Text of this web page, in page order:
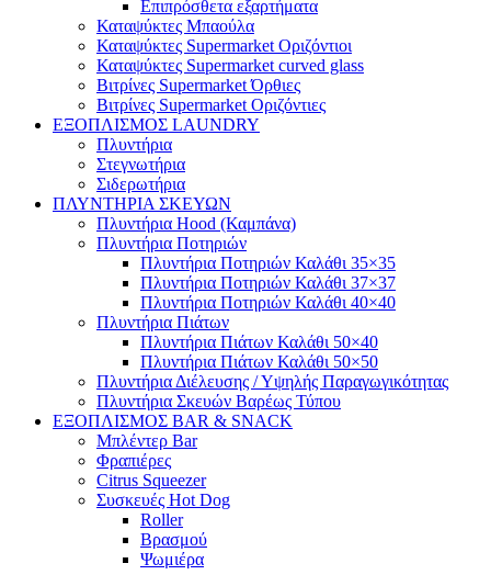
Επιπρόσθετα εξαρτήματα
Καταψύκτες Μπαούλα
Καταψύκτες Supermarket Οριζόντιοι
Καταψύκτες Supermarket curved glass
Βιτρίνες Supermarket Όρθιες
Βιτρίνες Supermarket Οριζόντιες
ΕΞΟΠΛΙΣΜΟΣ LAUNDRY
Πλυντήρια
Στεγνωτήρια
Σιδερωτήρια
ΠΛΥΝΤΗΡΙΑ ΣΚΕΥΩΝ
Πλυντήρια Hood (Καμπάνα)
Πλυντήρια Ποτηριών
Πλυντήρια Ποτηριών Καλάθι 35×35
Πλυντήρια Ποτηριών Καλάθι 37×37
Πλυντήρια Ποτηριών Καλάθι 40×40
Πλυντήρια Πιάτων
Πλυντήρια Πιάτων Καλάθι 50×40
Πλυντήρια Πιάτων Καλάθι 50×50
Πλυντήρια Διέλευσης / Υψηλής Παραγωγικότητας
Πλυντήρια Σκευών Βαρέως Τύπου
ΕΞΟΠΛΙΣΜΟΣ BAR & SNACK
Μπλέντερ Bar
Φραπιέρες
Citrus Squeezer
Συσκευές Hot Dog
Roller
Βρασμού
Ψωμιέρα